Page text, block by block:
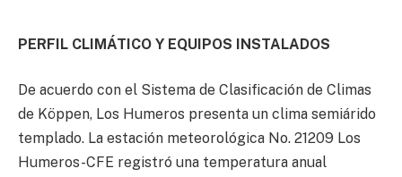
PERFIL CLIMÁTICO Y EQUIPOS INSTALADOS
De acuerdo con el Sistema de Clasificación de Climas
de Köppen, Los Humeros presenta un clima semiárido
templado. La estación meteorológica No. 21209 Los
Humeros-CFE registró una temperatura anual